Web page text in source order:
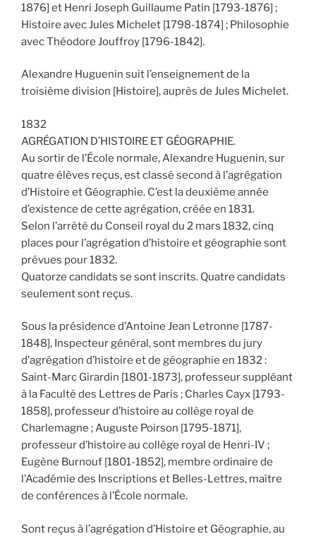
1876] et Henri Joseph Guillaume Patin [1793-1876] ;
Histoire avec Jules Michelet [1798-1874] ; Philosophie
avec Théodore Jouffroy [1796-1842].
Alexandre Huguenin suit l’enseignement de la
troisième division [Histoire], auprès de Jules Michelet.
1832
AGRÉGATION D’HISTOIRE ET GÉOGRAPHIE.
Au sortir de l’École normale, Alexandre Huguenin, sur
quatre élèves reçus, est classé second à l’agrégation
d’Histoire et Géographie. C’est la deuxième année
d’existence de cette agrégation, créée en 1831.
Selon l’arrêté du Conseil royal du 2 mars 1832, cinq
places pour l’agrégation d’histoire et géographie sont
prévues pour 1832.
Quatorze candidats se sont inscrits. Quatre candidats
seulement sont reçus.
Sous la présidence d’Antoine Jean Letronne [1787-
1848], Inspecteur général, sont membres du jury
d’agrégation d’histoire et de géographie en 1832 :
Saint-Marc Girardin [1801-1873], professeur suppléant
à la Faculté des Lettres de Paris ; Charles Cayx [1793-
1858], professeur d’histoire au collège royal de
Charlemagne ; Auguste Poirson [1795-1871],
professeur d’histoire au collège royal de Henri-IV ;
Eugène Burnouf [1801-1852], membre ordinaire de
l’Académie des Inscriptions et Belles-Lettres, maître
de conférences à l’École normale.
Sont reçus à l’agrégation d’Histoire et Géographie, au